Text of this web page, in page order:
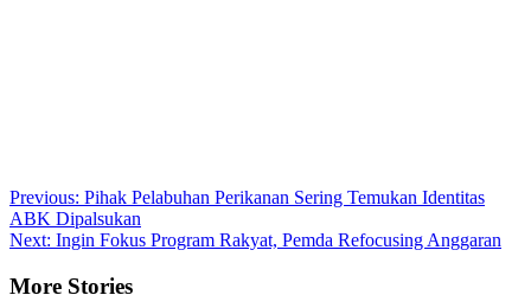
Post
navigation
Previous: Pihak Pelabuhan Perikanan Sering Temukan Identitas
ABK Dipalsukan
Next: Ingin Fokus Program Rakyat, Pemda Refocusing Anggaran
More Stories